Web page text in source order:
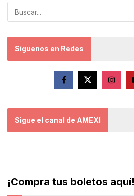
Síguenos en Redes
Sigue el canal de AMEXI
¡Compra tus boletos aquí!